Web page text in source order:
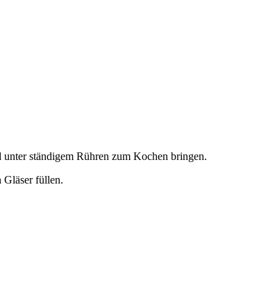
ständigem Rühren zum Kochen bringen.
Gläser füllen.